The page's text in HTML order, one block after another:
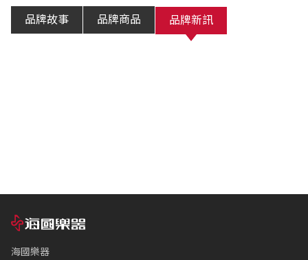
品牌故事 品牌商品 品牌新訊
海國樂器